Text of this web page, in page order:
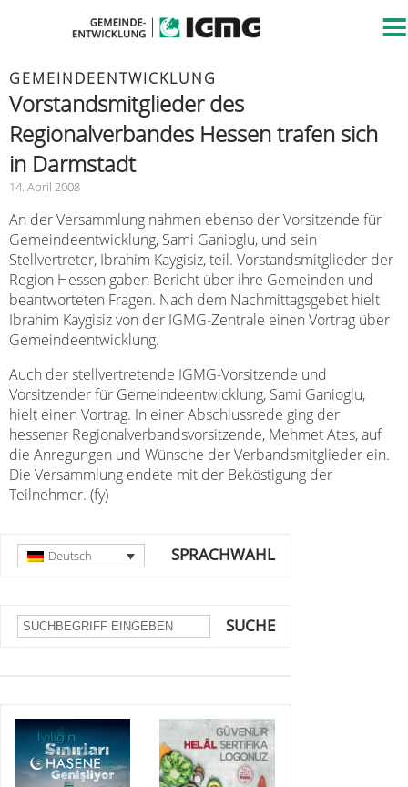
GEMEINDEENTWICKLUNG
Vorstandsmitglieder des
Regionalverbandes Hessen trafen sich
in Darmstadt
14. April 2008
An der Versammlung nahmen ebenso der Vorsitzende für
Gemeindeentwicklung, Sami Ganioglu, und sein
Stellvertreter, Ibrahim Kaygisiz, teil. Vorstandsmitglieder der
Region Hessen gaben Bericht über ihre Gemeinden und
beantworteten Fragen. Nach dem Nachmittagsgebet hielt
Ibrahim Kaygisiz von der IGMG-Zentrale einen Vortrag über
Gemeindeentwicklung.
Auch der stellvertretende IGMG-Vorsitzende und
Vorsitzender für Gemeindeentwicklung, Sami Ganioglu,
hielt einen Vortrag. In einer Abschlussrede ging der
hessener Regionalverbandsvorsitzende, Mehmet Ates, auf
die Anregungen und Wünsche der Verbandsmitglieder ein.
Die Versammlung endete mit der Beköstigung der
Teilnehmer. (fy)
SPRACHWAHL
Deutsch
SUCHE